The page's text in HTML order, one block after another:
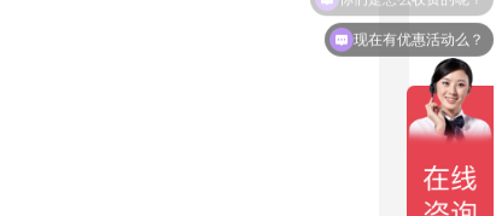
现在有优惠活动么？